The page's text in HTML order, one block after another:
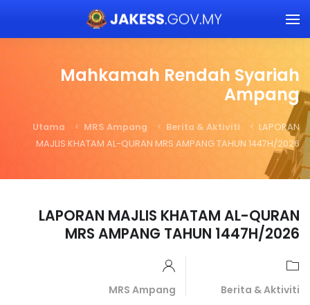
Skip to main content
Mahkamah Rendah Syariah
Ampang
Utama MRS Ampang Berita & Aktiviti
LAPORAN
MAJLIS KHATAM AL-QURAN MRS AMPANG TAHUN 1447H/2026
LAPORAN MAJLIS KHATAM AL-QURAN
MRS AMPANG TAHUN 1447H/2026
Berita & Aktiviti
MRS Ampang